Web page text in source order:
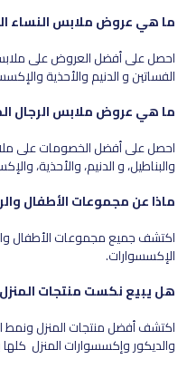
ما هي عروض ملابس النساء
احصل على أفضل العروض على
الفساتين و الدنيم والأحذية
ما هي عروض ملابس الرجال
احصل على أفضل الخصومات على
والبناطيل، و الدنيم، والأحذية،
ماذا عن مجموعات الأطفال
اكتشف جميع مجموعات الأطفال
الإكسسوارات.
هل يبيع نكست منتجات
اكتشف أفضل منتجات المنزل ونمط
والديكور وإكسسوارات المنزل